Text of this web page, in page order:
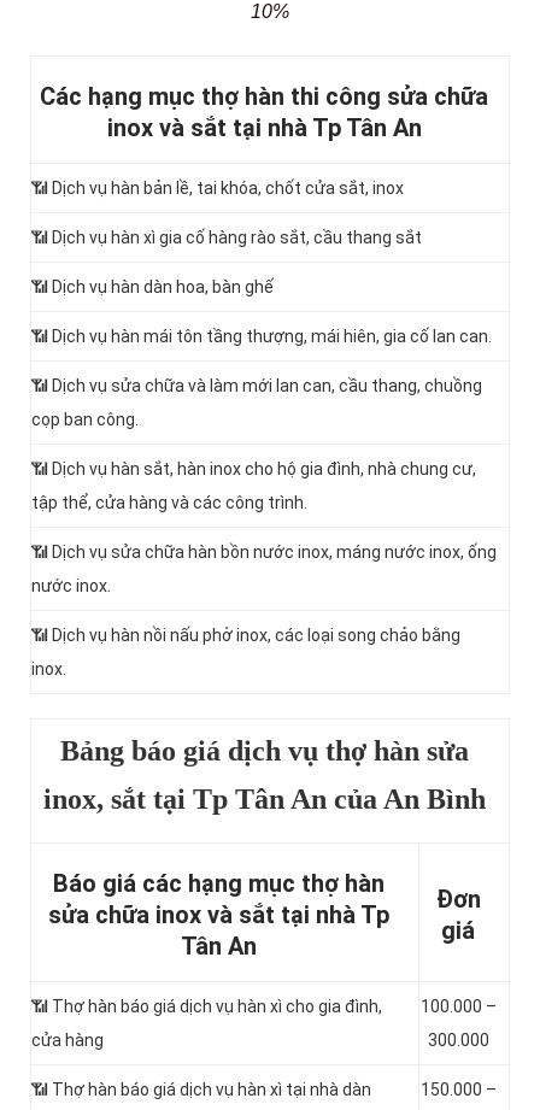
10%
Các hạng mục thợ hàn thi công sửa chữa
inox và sắt tại nhà Tp Tân An
📶 Dịch vụ hàn bản lề, tai khóa, chốt cửa sắt, inox
📶 Dịch vụ hàn xì gia cố hàng rào sắt, cầu thang sắt
📶 Dịch vụ hàn dàn hoa, bàn ghế
📶 Dịch vụ hàn mái tôn tầng thượng, mái hiên, gia cố lan can.
📶 Dịch vụ sửa chữa và làm mới lan can, cầu thang, chuồng
cọp ban công.
📶 Dịch vụ hàn sắt, hàn inox cho hộ gia đình, nhà chung cư,
tập thể, cửa hàng và các công trình.
📶 Dịch vụ sửa chữa hàn bồn nước inox, máng nước inox, ống
nước inox.
📶 Dịch vụ hàn nồi nấu phở inox, các loại song chảo bằng
inox.
Bảng báo giá dịch vụ thợ hàn sửa
inox, sắt tại Tp Tân An của An Bình
Báo giá các hạng mục thợ hàn
sửa chữa inox và sắt tại nhà Tp
Tân An
Đơn
giá
📶 Thợ hàn báo giá dịch vụ hàn xì cho gia đình,
cửa hàng
100.000 –
300.000
📶 Thợ hàn báo giá dịch vụ hàn xì tại nhà dàn
150.000 –